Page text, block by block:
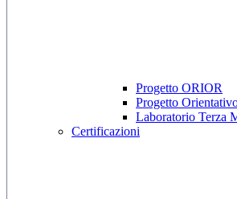
Progetto ORIOR
Progetto
Laboratorio Terza
Certificazioni